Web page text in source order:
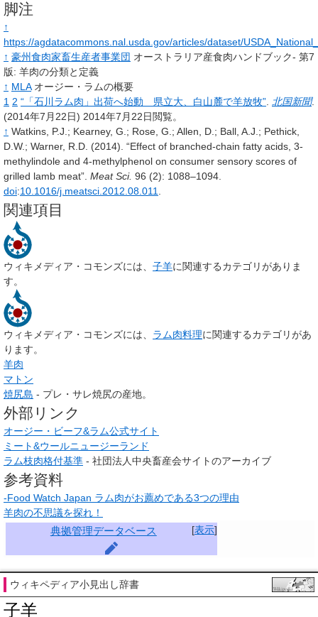
脚注
↑
https://agdatacommons.nal.usda.gov/articles/dataset/
↑ 豪州食肉家畜生産者事業団 オーストラリア産食肉ハンドブック- 第7
版: 羊肉の分類と定義
↑ MLAオージー・ラムの概要
1 2 “「石川ラム肉」出荷へ始動 県立大、白山麓で羊放牧”. 北国新聞.
(2014年7月22日) 2014年7月22日閲覧。
↑ Watkins, P.J.; Kearney, G.; Rose, G.; Allen, D.; Ball, A.J.; Pethick,
D.W.; Warner, R.D. (2014). “Effect of branched-chain fatty acids, 3-
methylindole and 4-methylphenol on consumer sensory scores of
grilled lamb meat”. Meat Sci. 96 (2): 1088–1094.
doi:10.1016/j.meatsci.2012.08.011.
関連項目
ウィキメディア・コモンズには、 子羊に関連するカテゴリがありま
す。
ウィキメディア・コモンズには、 ラム肉料理に関連するカテゴリがあ
ります。
羊肉
マトン
焼尻島 - プレ・サレ焼尻の産地。
外部リンク
オージー・ビーフ&ラム公式サイト
ミート&ウールニュージーランド
ラム枝肉格付基準 - 社団法人中央畜産会サイトのアーカイブ
参考資料
-Food Watch Japan ラム肉がお薦めである3つの理由
羊肉の不思議を探れ！
[表示]
典拠管理データベース
ウィキペディア小見出し辞書
子羊